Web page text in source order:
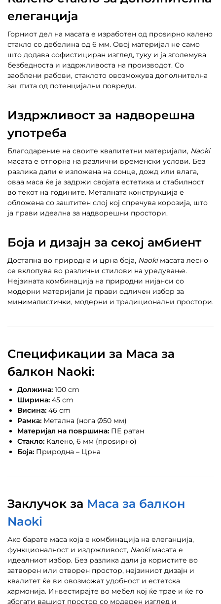
елеганција
Горниот дел на масата е изработен од проѕирно калено
стакло со дебелина од 6 мм. Овој материјал не само
што додава софистициран изглед, туку и ја зголемува
безбедноста и издржливоста на производот. Со
заоблени рабови, стаклото овозможува дополнителна
заштита од потенцијални повреди.
Издржливост за надворешна
употреба
Благодарение на своите квалитетни материјали, Naoki
масата е отпорна на различни временски услови. Без
разлика дали е изложена на сонце, дожд или влага,
оваа маса ќе ја задржи својата естетика и стабилност
во текот на годините. Металната конструкција е
обложена со заштитен слој кој спречува корозија, што
ја прави идеална за надворешни простори.
Боја и дизајн за секој амбиент
Достапна во природна и црна боја, Naokiмасата лесно
се вклопува во различни стилови на уредување.
Нејзината комбинација на природни нијанси со
модерни материјали ја прави одличен избор за
минималистички, модерни и традиционални простори.
Спецификации за Маса за
балкон Naoki:
Должина: 100 cm
Ширина: 45 cm
Висина: 46 cm
Рамка: Метална (нога Ø50 мм)
Материјал на површина: ПЕ ратан
Стакло: Калено, 6 мм (проѕирно)
Боја: Природна – Црна
Заклучок за Маса за балкон
Naoki
Ако барате маса која е комбинација на елеганција,
функционалност и издржливост, Naokiмасата е
идеалниот избор. Без разлика дали ја користите во
затворен или отворен простор, нејзиниот дизајн и
квалитет ќе ви овозможат удобност и естетска
хармонија. Инвестирајте во мебел кој ќе трае и ќе го
збогати вашиот простор со модерен изглед и